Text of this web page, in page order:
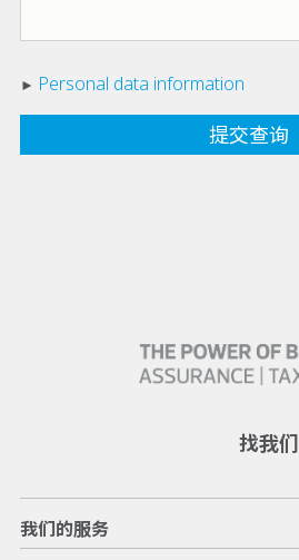
Personal data information
找我们
我们的服务